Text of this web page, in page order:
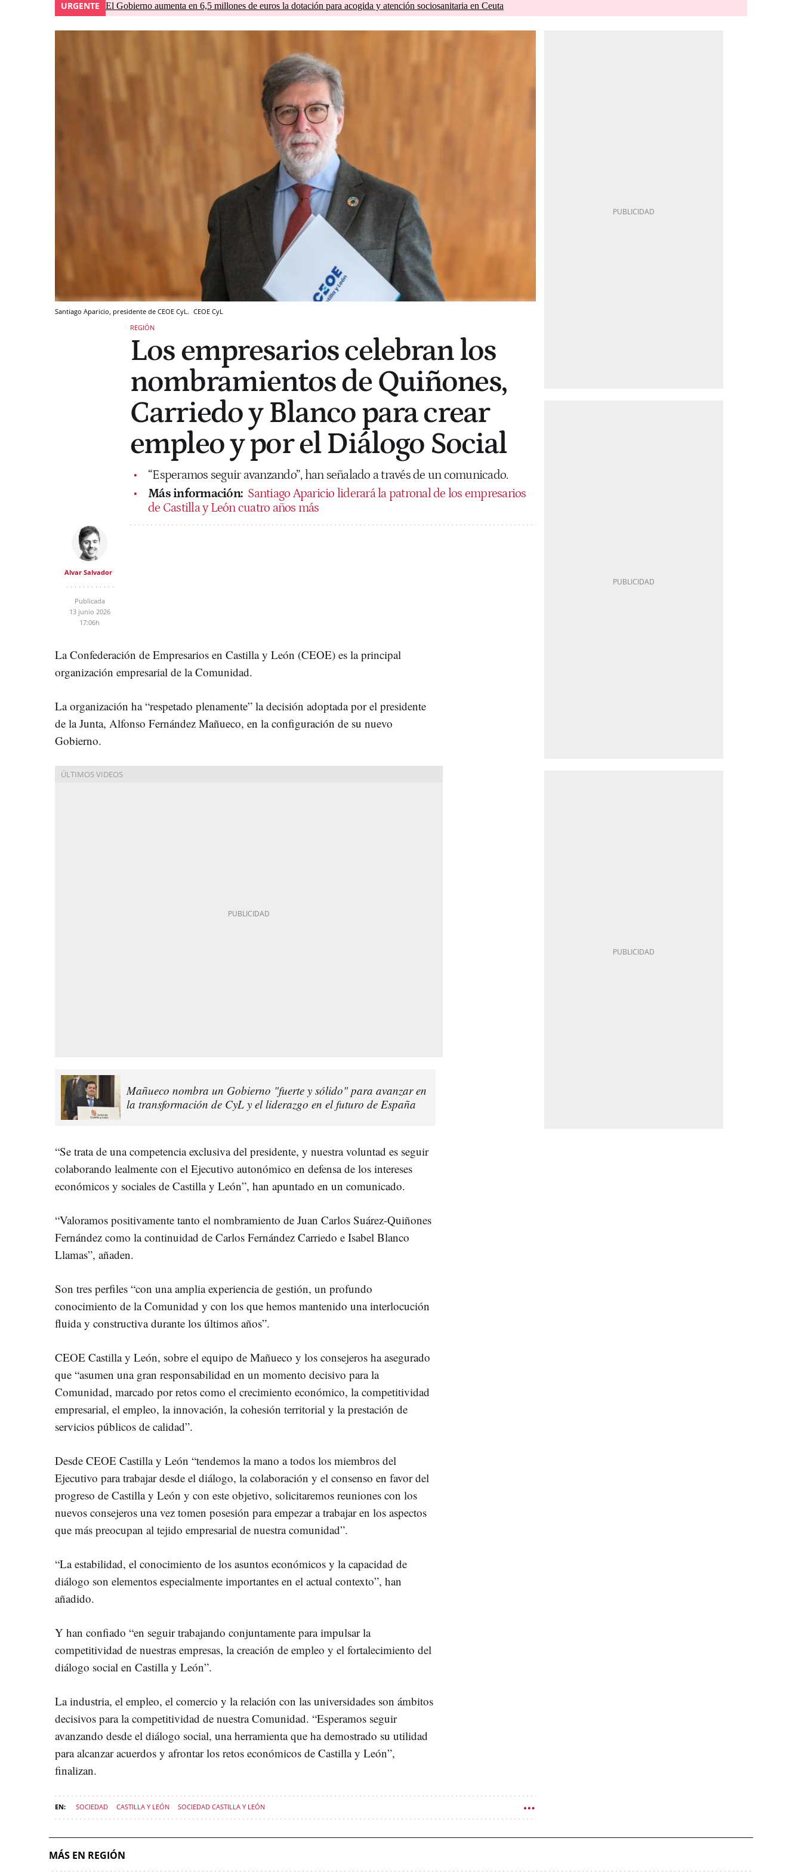
URGENTE El Gobierno aumenta en 6,5 millones de euros la dotación para acogida y atención sociosanitaria en Ceuta
Santiago Aparicio, presidente de CEOE CyL. CEOE CyL
REGIÓN
Los empresarios celebran los
nombramientos de Quiñones,
Carriedo y Blanco para crear
empleo y por el Diálogo Social
“Esperamos seguir avanzando”, han señalado a través de un comunicado.
Más información: Santiago Aparicio liderará la patronal de los empresarios
de Castilla y León cuatro años más
Alvar Salvador
Publicada
13 junio 2026
17:06h
La Confederación de Empresarios en Castilla y León (CEOE) es la principal
organización empresarial de la Comunidad.
La organización ha “respetado plenamente” la decisión adoptada por el presidente
de la Junta, Alfonso Fernández Mañueco, en la configuración de su nuevo
Gobierno.
Mañueco nombra un Gobierno "fuerte y sólido" para avanzar en
la transformación de CyL y el liderazgo en el futuro de España
“Se trata de una competencia exclusiva del presidente, y nuestra voluntad es seguir
colaborando lealmente con el Ejecutivo autonómico en defensa de los intereses
económicos y sociales de Castilla y León”, han apuntado en un comunicado.
“Valoramos positivamente tanto el nombramiento de Juan Carlos Suárez-Quiñones
Fernández como la continuidad de Carlos Fernández Carriedo e Isabel Blanco
Llamas”, añaden.
Son tres perfiles “con una amplia experiencia de gestión, un profundo
conocimiento de la Comunidad y con los que hemos mantenido una interlocución
fluida y constructiva durante los últimos años”.
CEOE Castilla y León, sobre el equipo de Mañueco y los consejeros ha asegurado
que “asumen una gran responsabilidad en un momento decisivo para la
Comunidad, marcado por retos como el crecimiento económico, la competitividad
empresarial, el empleo, la innovación, la cohesión territorial y la prestación de
servicios públicos de calidad”.
Desde CEOE Castilla y León “tendemos la mano a todos los miembros del
Ejecutivo para trabajar desde el diálogo, la colaboración y el consenso en favor del
progreso de Castilla y León y con este objetivo, solicitaremos reuniones con los
nuevos consejeros una vez tomen posesión para empezar a trabajar en los aspectos
que más preocupan al tejido empresarial de nuestra comunidad”.
“La estabilidad, el conocimiento de los asuntos económicos y la capacidad de
diálogo son elementos especialmente importantes en el actual contexto”, han
añadido.
Y han confiado “en seguir trabajando conjuntamente para impulsar la
competitividad de nuestras empresas, la creación de empleo y el fortalecimiento del
diálogo social en Castilla y León”.
La industria, el empleo, el comercio y la relación con las universidades son ámbitos
decisivos para la competitividad de nuestra Comunidad. “Esperamos seguir
avanzando desde el diálogo social, una herramienta que ha demostrado su utilidad
para alcanzar acuerdos y afrontar los retos económicos de Castilla y León”,
finalizan.
SOCIEDAD CASTILLA Y LEÓN SOCIEDAD CASTILLA Y LEÓN
MÁS EN REGIÓN